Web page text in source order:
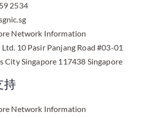
2534
Network Information
10 Pasir Panjang Road #03-01
City Singapore 117438 Singapore
持
Network Information